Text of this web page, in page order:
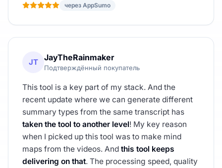
через AppSumo
JT JayTheRainmaker
Подтверждённый покупатель
This tool is a key part of my stack. And the
recent update where we can generate different
summary types from the same transcript has
taken the tool to another level! My key reason
when I picked up this tool was to make mind
maps from the videos. And this tool keeps
delivering on that. The processing speed, quality